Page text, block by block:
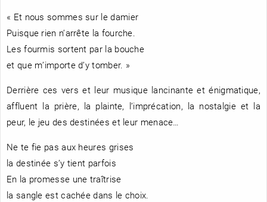
« Et nous sommes sur le damier
Puisque rien n’arrête la fourche.
Les fourmis sortent par la bouche
et que m’importe d’y tomber. »
Derrière ces vers et leur musique lancinante et énigmatique,
affluent la prière, la plainte, l’imprécation, la nostalgie et la
peur, le jeu des destinées et leur menace…
Ne te fie pas aux heures grises
la destinée s’y tient parfois
En la promesse une traîtrise
la sangle est cachée dans le choix.